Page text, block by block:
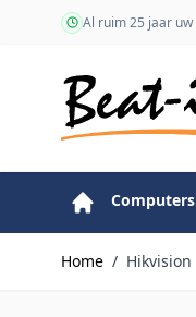
Ga naar de inhoud
Al ruim 25 jaar
Computers
Home / Hikvision